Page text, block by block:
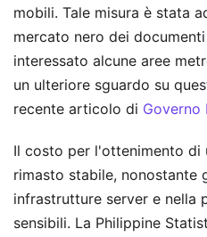
mobili. Tale misura è stata
mercato nero dei
interessato alcune aree
un ulteriore sguardo su
recente articolo di Governo
Il costo per l'ottenimento di
rimasto stabile, nonostante
infrastrutture server e nella
sensibili. La Philippine